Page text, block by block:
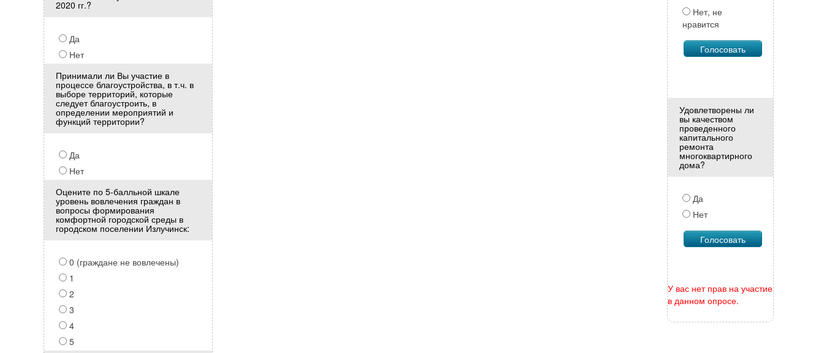
2020 гг.?
Да
Нет
Принимали ли Вы участие в
процессе благоустройства, в т.ч. в
выборе территорий, которые
следует благоустроить, в
определении мероприятий и
функций территории?
Да
Нет
Оцените по 5-балльной шкале
уровень вовлечения граждан в
вопросы формирования
комфортной городской среды в
городском поселении Излучинск:
0 (граждане не вовлечены)
1
2
3
4
5
Нет, не
нравится
Удовлетворены ли
вы качеством
проведенного
капитального
ремонта
многоквартирного
дома?
Да
Нет
У вас нет прав на участие
в данном опросе.